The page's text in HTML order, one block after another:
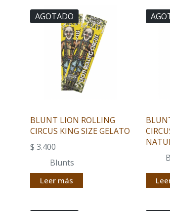
AGOTADO
BLUNT LION ROLLING
CIRCUS KING SIZE GELATO
$ 3.400
Blunts
Leer más